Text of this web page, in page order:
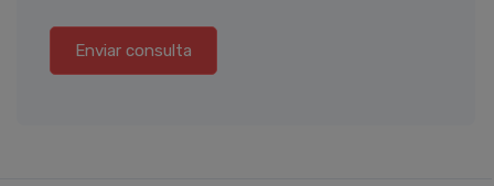
Enviar consulta